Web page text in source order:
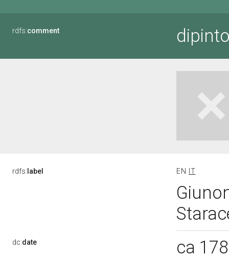
rdfs:comment
rdfs: label EN IT
dc:date ca